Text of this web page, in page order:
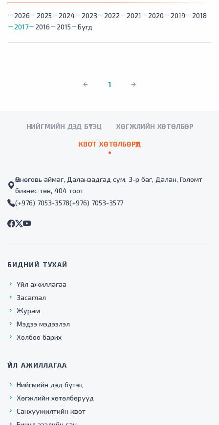
2026 2025 2024 2023 2022 2021 2020 2019
2018
2017
2016 2015 Бүгд
1
НИЙГМИЙН ДЭД БҮТЭЦ ХӨГЖЛИЙН ХӨТӨЛБӨР
КВОТ ХӨТӨЛБӨРҮҮД
Өмнөговь аймаг, Даланзадгад сум, 3-р баг, Далан, Голомт
бизнес төв, 404 тоот
(+976) 7053-3578(+976) 7053-3577
БИДНИЙ ТУХАЙ
Үйл ажиллагаа
Засаглал
Журам
Мэдээ мэдээлэл
Холбоо барих
ҮЙЛ АЖИЛЛАГАА
Нийгмийн дэд бүтэц
Хөгжлийн хөтөлбөрүүд
Санхүүжилтийн квот